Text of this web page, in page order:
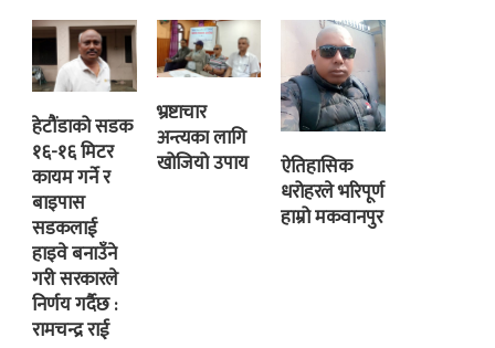
हेटौंडाको सडक
१६-१६ मिटर
कायम गर्ने र
बाइपास
सडकलाई
हाइवे बनाउँने
गरी सरकारले
निर्णय गर्दैछ :
रामचन्द्र राई
भ्रष्टाचार
अन्त्यका लागि
खोजियो उपाय
ऐतिहासिक
धरोहरले भरिपूर्ण
हाम्रो मकवानपुर